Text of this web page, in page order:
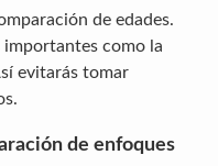
de edades.
como la
evitarás tomar
de enfoques